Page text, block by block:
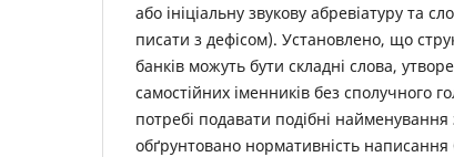
або ініціальну звукову абревіатуру та
писати з дефісом). Установлено, що
банків можуть бути складні слова,
самостійних іменників без сполучного
потребі подавати подібні
обґрунтовано нормативність